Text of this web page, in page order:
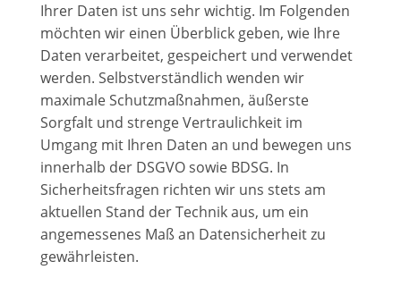
Ihrer Daten ist uns sehr wichtig. Im Folgenden
möchten wir einen Überblick geben, wie Ihre
Daten verarbeitet, gespeichert und verwendet
werden. Selbstverständlich wenden wir
maximale Schutzmaßnahmen, äußerste
Sorgfalt und strenge Vertraulichkeit im
Umgang mit Ihren Daten an und bewegen uns
innerhalb der DSGVO sowie BDSG. In
Sicherheitsfragen richten wir uns stets am
aktuellen Stand der Technik aus, um ein
angemessenes Maß an Datensicherheit zu
gewährleisten.